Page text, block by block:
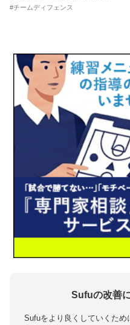
#チームディフェンス
Sufuの改善
Sufuをより良くしていくた